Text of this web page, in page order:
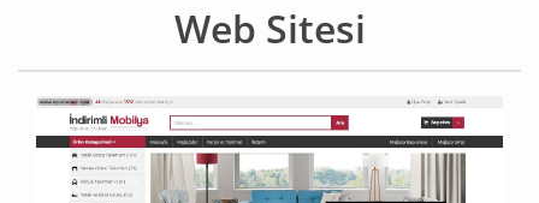
Web Sitesi